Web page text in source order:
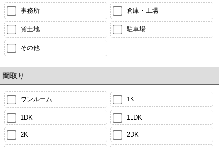
事務所 倉庫・工場
貸土地 駐車場
その他
間取り
ワンルーム 1K
1DK 1LDK
2K 2DK